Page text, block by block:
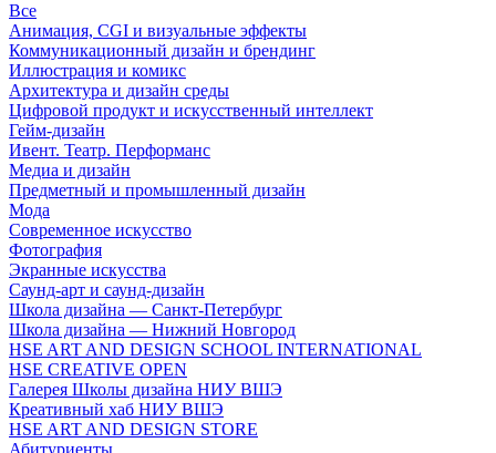
Все
Анимация, CGI и визуальные эффекты
Коммуникационный дизайн и брендинг
Иллюстрация и комикс
Архитектура и дизайн среды
Цифровой продукт и искусственный интеллект
Гейм-дизайн
Ивент. Театр. Перформанс
Медиа и дизайн
Предметный и промышленный дизайн
Мода
Современное искусство
Фотография
Экранные искусства
Саунд-арт и саунд-дизайн
Школа дизайна — Санкт-Петербург
Школа дизайна — Нижний Новгород
HSE ART AND DESIGN SCHOOL INTERNATIONAL
HSE CREATIVE OPEN
Галерея Школы дизайна НИУ ВШЭ
Креативный хаб НИУ ВШЭ
HSE ART AND DESIGN STORE